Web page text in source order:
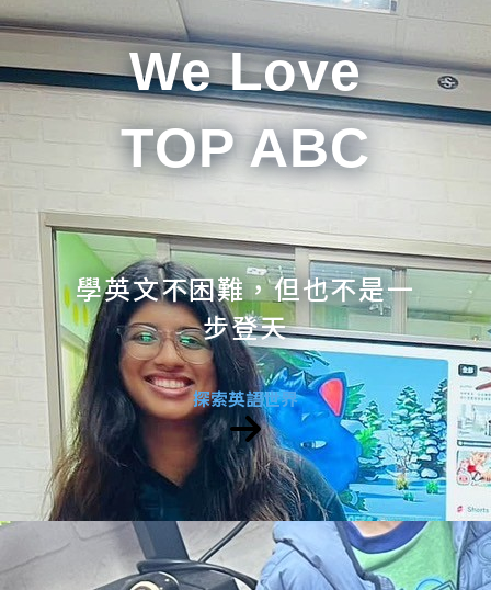
We Love
TOP ABC
學英文不困難，但也不是一
步登天
探索英語世界